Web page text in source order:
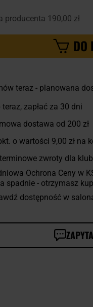
producenta 190,00 zł
DO
teraz - planowana
teraz, zapłać za 30 dni
dostawa od 200 zł
o wartości 9,00 złna
zwroty dla
Ochrona Ceny w
spadnie - otrzymasz
dostępność w